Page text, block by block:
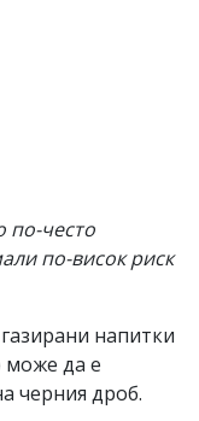
по-често
по-висок риск
напитки
може да е
черния дроб.